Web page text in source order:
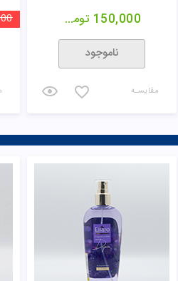
150,000 تومان
ناموجود
مقایسـه